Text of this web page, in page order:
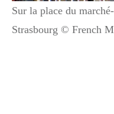
Sur la place du
Strasbourg © French